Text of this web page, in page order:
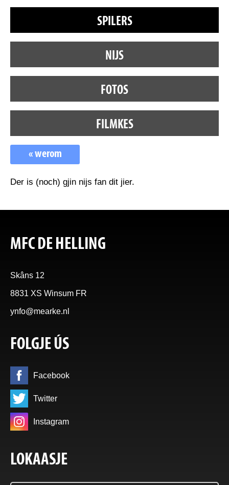
SPILERS
NIJS
FOTOS
FILMKES
« werom
Der is (noch) gjin nijs fan dit jier.
MFC DE HELLING
Skâns 12
8831 XS Winsum FR
ynfo@mearke.nl
FOLGJE ÚS
Facebook
Twitter
Instagram
LOKAASJE